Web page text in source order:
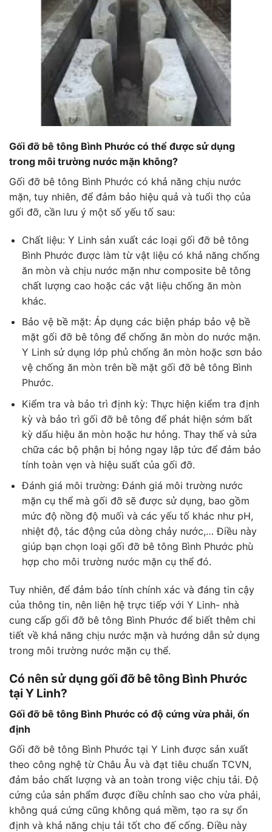
Gối đỡ bê tông Bình Phước có thể được sử dụng
trong môi trường nước mặn không?
Gối đỡ bê tông Bình Phước có khả năng chịu nước
mặn, tuy nhiên, để đảm bảo hiệu quả và tuổi thọ của
gối đỡ, cần lưu ý một số yếu tố sau:
Chất liệu: Y Linh sản xuất các loại gối đỡ bê tông
Bình Phước được làm từ vật liệu có khả năng chống
ăn mòn và chịu nước mặn như composite bê tông
chất lượng cao hoặc các vật liệu chống ăn mòn
khác.
Bảo vệ bề mặt: Áp dụng các biện pháp bảo vệ bề
mặt gối đỡ bê tông để chống ăn mòn do nước mặn.
Y Linh sử dụng lớp phủ chống ăn mòn hoặc sơn bảo
vệ chống ăn mòn trên bề mặt gối đỡ bê tông Bình
Phước.
Kiểm tra và bảo trì định kỳ: Thực hiện kiểm tra định
kỳ và bảo trì gối đỡ bê tông để phát hiện sớm bất
kỳ dấu hiệu ăn mòn hoặc hư hỏng. Thay thế và sửa
chữa các bộ phận bị hỏng ngay lập tức để đảm bảo
tính toàn vẹn và hiệu suất của gối đỡ.
Đánh giá môi trường: Đánh giá môi trường nước
mặn cụ thể mà gối đỡ sẽ được sử dụng, bao gồm
mức độ nồng độ muối và các yếu tố khác như pH,
nhiệt độ, tác động của dòng chảy nước,… Điều này
giúp bạn chọn loại gối đỡ bê tông Bình Phước phù
hợp cho môi trường nước mặn cụ thể đó.
Tuy nhiên, để đảm bảo tính chính xác và đáng tin cậy
của thông tin, nên liên hệ trực tiếp với Y Linh- nhà
cung cấp gối đỡ bê tông Bình Phước để biết thêm chi
tiết về khả năng chịu nước mặn và hướng dẫn sử dụng
trong môi trường nước mặn cụ thể.
Có nên sử dụng gối đỡ bê tông Bình Phước
tại Y Linh?
Gối đỡ bê tông Bình Phước có độ cứng vừa phải, ổn
định
Gối đỡ bê tông Bình Phước tại Y Linh được sản xuất
theo công nghệ từ Châu Âu và đạt tiêu chuẩn TCVN,
đảm bảo chất lượng và an toàn trong việc chịu tải. Độ
cứng của sản phẩm được điều chỉnh sao cho vừa phải,
không quá cứng cũng không quá mềm, tạo ra sự ổn
định và khả năng chịu tải tốt cho đế cống. Điều này